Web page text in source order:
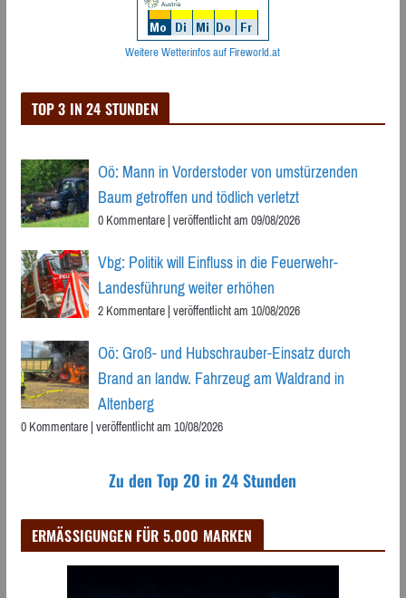
Weitere Wetterinfos auf Fireworld.at
TOP 3 IN 24 STUNDEN
Oö: Mann in Vorderstoder von umstürzenden
Baum getroffen und tödlich verletzt
0 Kommentare|veröffentlicht am 09/08/2026
Vbg: Politik will Einfluss in die Feuerwehr-
Landesführung weiter erhöhen
2 Kommentare|veröffentlicht am 10/08/2026
Oö: Groß- und Hubschrauber-Einsatz durch
Brand an landw. Fahrzeug am Waldrand in
Altenberg
0 Kommentare|veröffentlicht am 10/08/2026
Zu den Top 20 in 24 Stunden
ERMÄSSIGUNGEN FÜR 5.000 MARKEN